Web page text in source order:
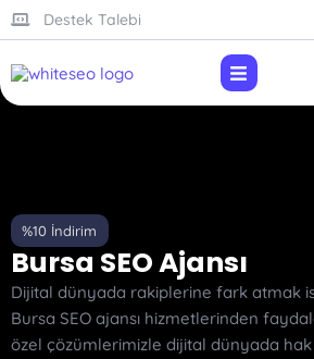
Destek Talebi
%10 İndirim
Bursa SEO Ajansı
Dijital dünyada rakiplerine fark atmak
Bursa SEO ajansı hizmetlerinden
özel çözümlerimizle dijital dünyada